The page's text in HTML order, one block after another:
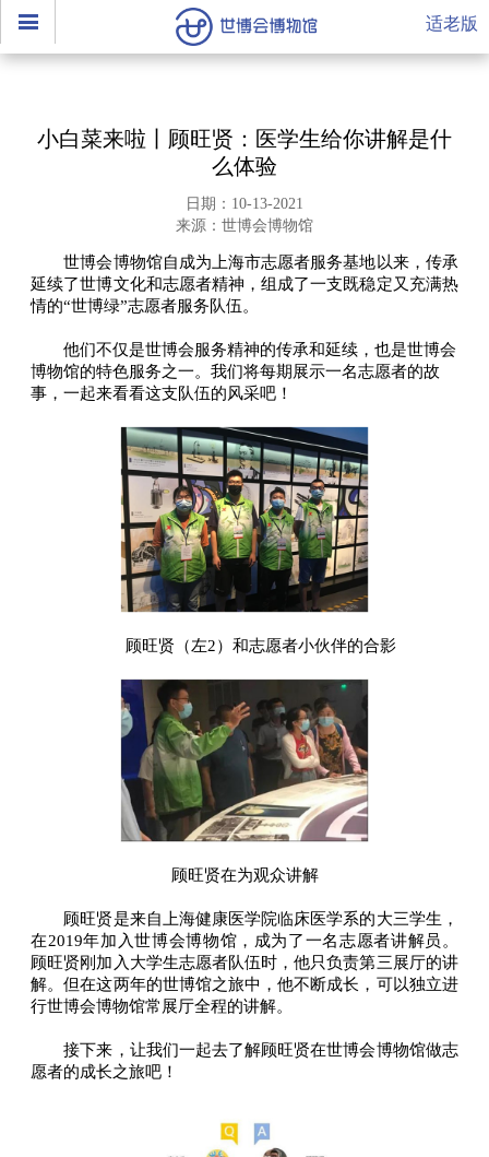
适老版
小白菜来啦丨顾旺贤：医学生给你讲解是什
么体验
日期：10-13-2021
来源：世博会博物馆
世博会博物馆自成为上海市志愿者服务基地以来，传承
延续了世博文化和志愿者精神，组成了一支既稳定又充满热
情的“世博绿”志愿者服务队伍。
他们不仅是世博会服务精神的传承和延续，也是世博会
博物馆的特色服务之一。我们将每期展示一名志愿者的故
事，一起来看看这支队伍的风采吧！
顾旺贤（左2）和志愿者小伙伴的合影
顾旺贤在为观众讲解
顾旺贤是来自上海健康医学院临床医学系的大三学生，
在2019年加入世博会博物馆，成为了一名志愿者讲解员。
顾旺贤刚加入大学生志愿者队伍时，他只负责第三展厅的讲
解。但在这两年的世博馆之旅中，他不断成长，可以独立进
行世博会博物馆常展厅全程的讲解。
接下来，让我们一起去了解顾旺贤在世博会博物馆做志
愿者的成长之旅吧！